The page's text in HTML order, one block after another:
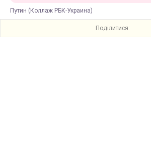
Путин (Коллаж РБК-Украина)
Поділитися: